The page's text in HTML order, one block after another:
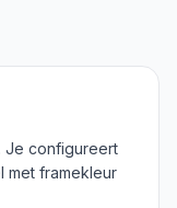
Je configureert
met framekleur